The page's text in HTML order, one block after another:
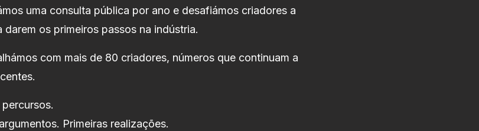
uma consulta pública por ano e desafiámos criadores a
darem os primeiros passos na indústria.
com mais de 80 criadores, números que continuam a
Primeiras realizações.